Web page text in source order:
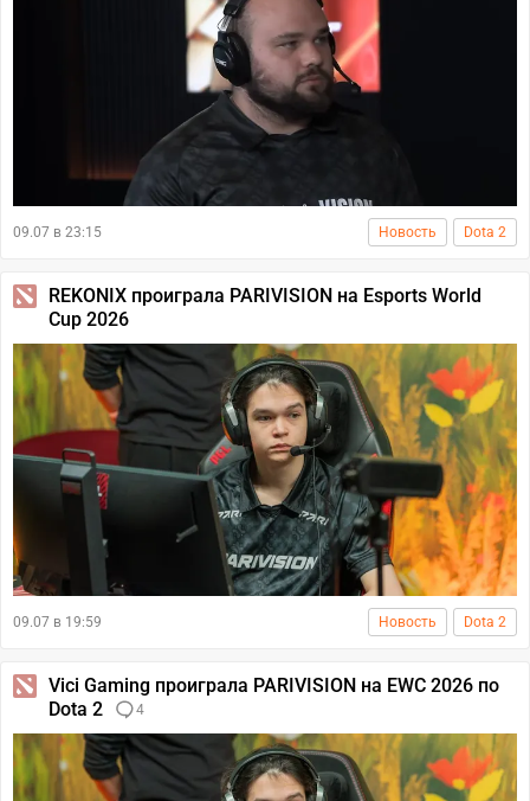
09.07 в 23:15 Новость Dota 2
REKONIX проиграла PARIVISION на Esports World
Cup 2026
09.07 в 19:59 Новость Dota 2
Vici Gaming проиграла PARIVISION на EWC 2026 по
Dota 2
4